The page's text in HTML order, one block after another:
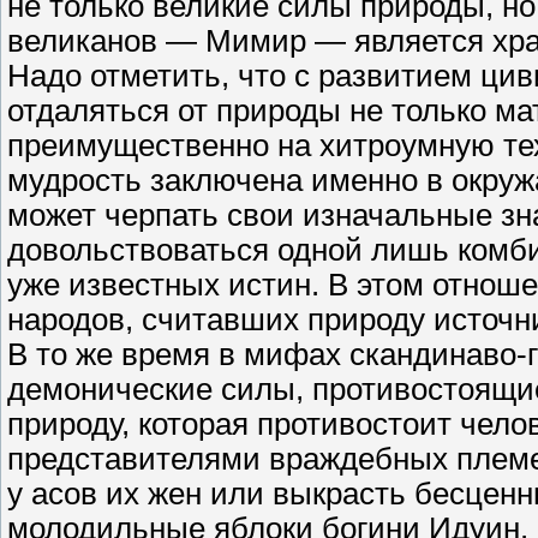
великанов — Мимир — является
Надо отметить, что с развитием
отдаляться от природы не только
преимущественно на хитроумную
мудрость заключена именно в
может черпать свои изначальные
довольствоваться одной лишь
уже известных истин. В этом
народов, считавших природу
В то же время в мифах скандинаво-
демонические силы,
природу, которая противостоит
представителями враждебных
у асов их жен или выкрасть
молодильные яблоки богини